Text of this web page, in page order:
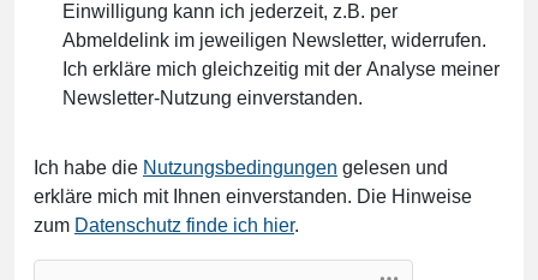
Einwilligung kann ich jederzeit, z.B. per
Abmeldelink im jeweiligen Newsletter, widerrufen.
Ich erkläre mich gleichzeitig mit der Analyse meiner
Newsletter-Nutzung einverstanden.
Ich habe die Nutzungsbedingungen gelesen und
erkläre mich mit Ihnen einverstanden. Die Hinweise
zum Datenschutz finde ich hier.